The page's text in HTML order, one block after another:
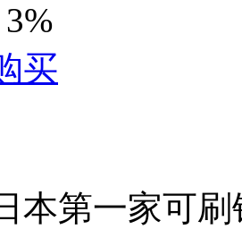
3%
买
本第一家可